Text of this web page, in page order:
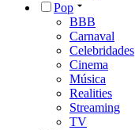
Pop
BBB
Carnaval
Celebridades
Cinema
Música
Realities
Streaming
TV